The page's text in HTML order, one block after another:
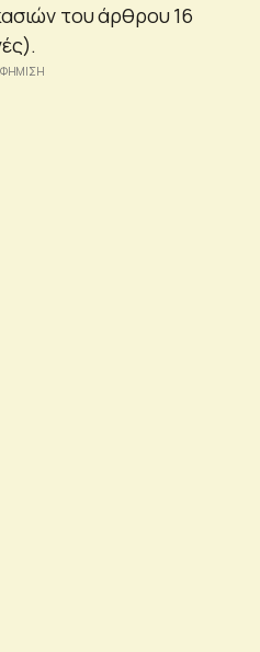
του άρθρου 16